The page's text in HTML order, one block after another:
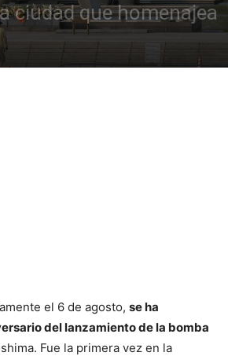
ciudad que homenajea
el 6 de agosto, se ha
del lanzamiento de la bomba
Fue la primera vez en la